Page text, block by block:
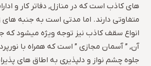
های کاذب است که در منازل, دفاتر کار و
متفاوتی دارند. اما مدتی است به جنبه
انواع سقف کاذب نیز توجه ویژه میشود که
آن, ” آسمان مجازی ” است که همراه با
جلوه چشم نواز و دلپذیری به اطاق های